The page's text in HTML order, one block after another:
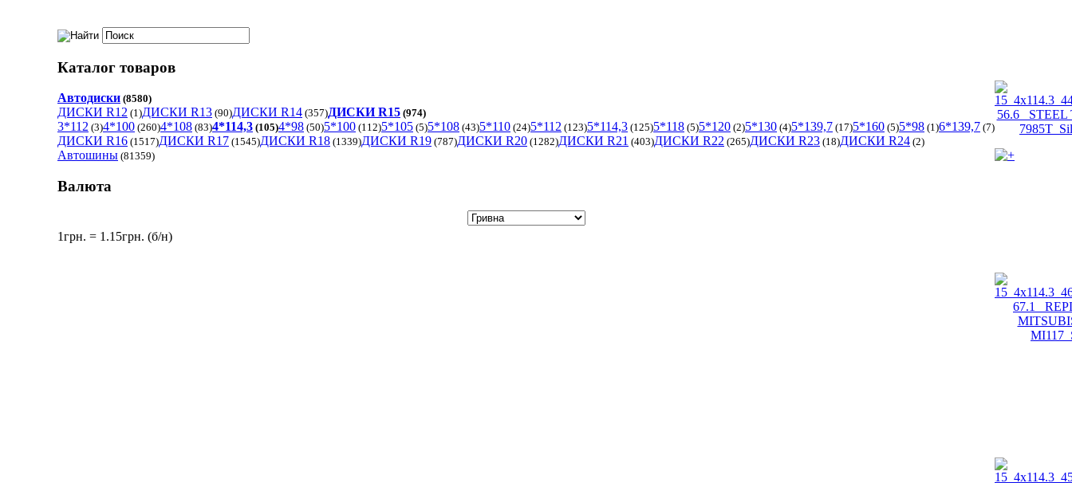
Каталог товаров
Автодиски (8580)
ДИСКИ R12 (1)ДИСКИ R13 (90)ДИСКИ R14 (357)ДИСКИ R15 (974)
3*112 (3)4*100 (260)4*108 (83)4*114,3 (105)4*98 (50)5*100 (112)5*105 (5)5*108 (43)5*110 (24)5*112 (123)5*114,3 (125)5*118 (5)5*120 (2)5*130 (4)5*139,7 (17)5*160 (5)5*98 (1)6*139,7 (7)
ДИСКИ R16 (1517)ДИСКИ R17 (1545)ДИСКИ R18 (1339)ДИСКИ R19 (787)ДИСКИ R20 (1282)ДИСКИ R21 (403)ДИСКИ R22 (265)ДИСКИ R23 (18)ДИСКИ R24 (2)
Автошины (81359)
Валюта
1грн. = 1.15грн. (б/н)